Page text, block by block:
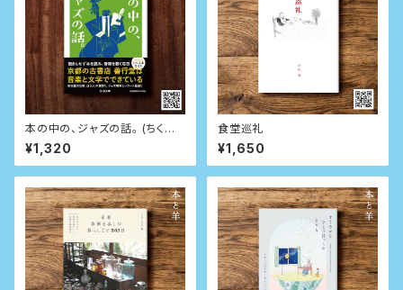
本の中の、ジャズの話。 (ちくま
文庫)
¥1,320
食堂巡礼
¥1,650